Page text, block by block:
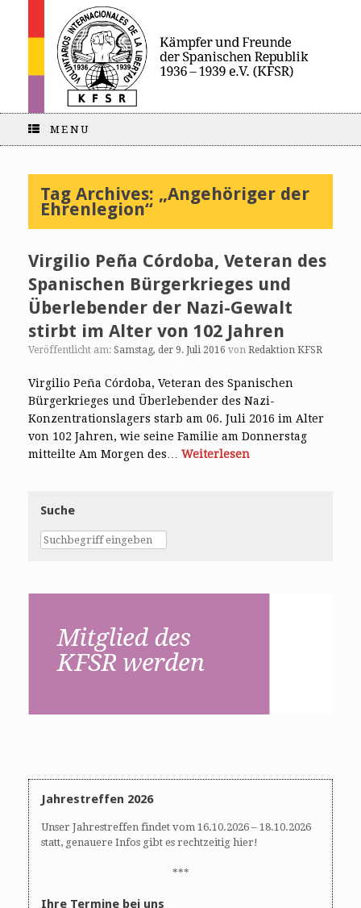
MENU
Tag Archives: „Angehöriger der
Ehrenlegion“
Virgilio Peña Córdoba, Veteran des
Spanischen Bürgerkrieges und
Überlebender der Nazi-Gewalt
stirbt im Alter von 102 Jahren
Veröffentlicht am: Samstag, der 9. Juli 2016 von Redaktion KFSR
Virgilio Peña Córdoba, Veteran des Spanischen
Bürgerkrieges und Überlebender des Nazi-
Konzentrationslagers starb am 06. Juli 2016 im Alter
von 102 Jahren, wie seine Familie am Donnerstag
mitteilte Am Morgen des… Weiterlesen
Suche
Jahrestreffen 2026
Unser Jahrestreffen findet vom 16.10.2026 – 18.10.2026
statt, genauere Infos gibt es rechtzeitig hier!
***
Ihre Termine bei uns